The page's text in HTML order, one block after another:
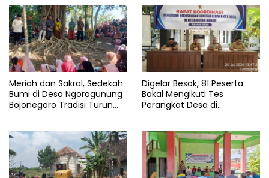
Meriah dan Sakral, Sedekah
Bumi di Desa Ngorogunung
Bojonegoro Tradisi Turun
Digelar Besok, 81 Peserta
Bakal Mengikuti Tes
Perangkat Desa di